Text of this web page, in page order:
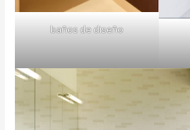
baños de diseño